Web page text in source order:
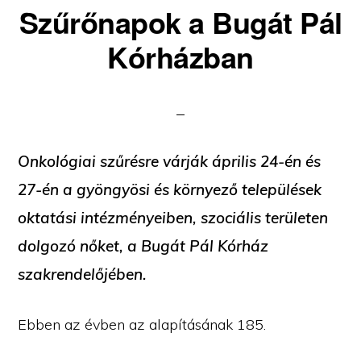
Szűrőnapok a Bugát Pál
Kórházban
Onkológiai szűrésre várják április 24-én és
27-én a gyöngyösi és környező települések
oktatási intézményeiben, szociális területen
dolgozó nőket, a Bugát Pál Kórház
szakrendelőjében.
Ebben az évben az alapításának 185.